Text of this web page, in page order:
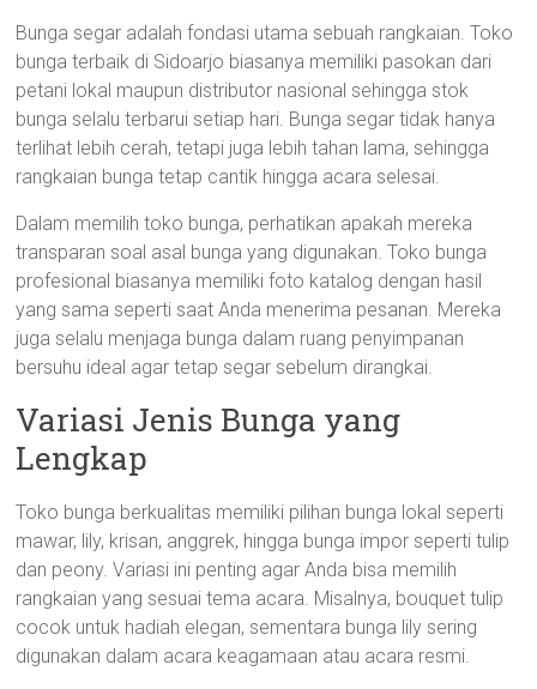
Bunga segar adalah fondasi utama sebuah rangkaian. Toko
bunga terbaik di Sidoarjo biasanya memiliki pasokan dari
petani lokal maupun distributor nasional sehingga stok
bunga selalu terbarui setiap hari. Bunga segar tidak hanya
terlihat lebih cerah, tetapi juga lebih tahan lama, sehingga
rangkaian bunga tetap cantik hingga acara selesai.
Dalam memilih toko bunga, perhatikan apakah mereka
transparan soal asal bunga yang digunakan. Toko bunga
profesional biasanya memiliki foto katalog dengan hasil
yang sama seperti saat Anda menerima pesanan. Mereka
juga selalu menjaga bunga dalam ruang penyimpanan
bersuhu ideal agar tetap segar sebelum dirangkai.
Variasi Jenis Bunga yang
Lengkap
Toko bunga berkualitas memiliki pilihan bunga lokal seperti
mawar, lily, krisan, anggrek, hingga bunga impor seperti tulip
dan peony. Variasi ini penting agar Anda bisa memilih
rangkaian yang sesuai tema acara. Misalnya, bouquet tulip
cocok untuk hadiah elegan, sementara bunga lily sering
digunakan dalam acara keagamaan atau acara resmi.